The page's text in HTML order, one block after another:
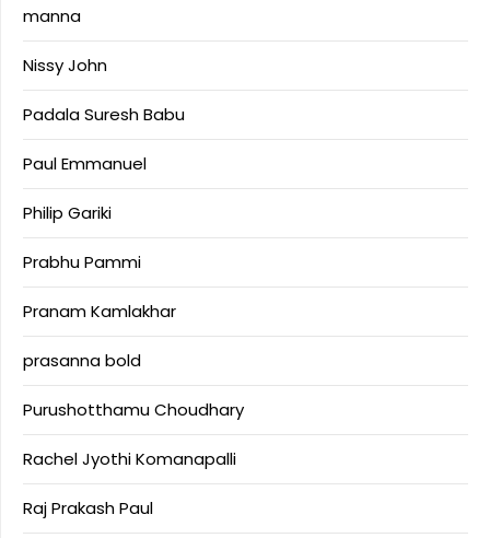
manna
Nissy John
Padala Suresh Babu
Paul Emmanuel
Philip Gariki
Prabhu Pammi
Pranam Kamlakhar
prasanna bold
Purushotthamu Choudhary
Rachel Jyothi Komanapalli
Raj Prakash Paul